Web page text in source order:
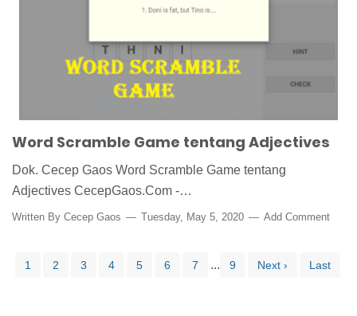
Word Scramble Game tentang Adjectives
Dok. Cecep Gaos Word Scramble Game tentang
Adjectives CecepGaos.Com -…
Written By Cecep Gaos Tuesday, May 5, 2020 Add Comment
1 2 3 4 5 6 7 ... 9 Next › Last